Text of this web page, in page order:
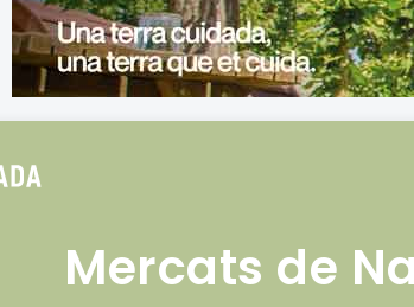
Mercats de